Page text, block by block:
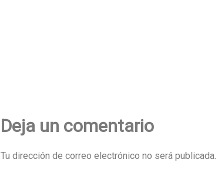
Deja un comentario
Tu dirección de correo electrónico no será publicada.